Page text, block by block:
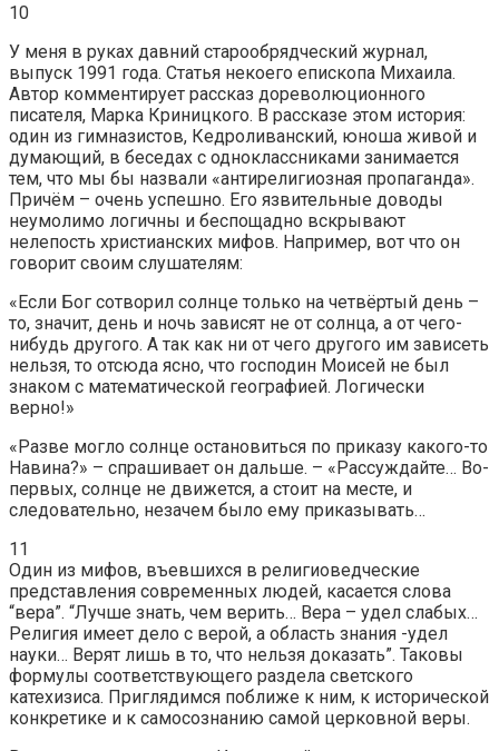
10
У меня в руках давний старообрядческий журнал,
выпуск 1991 года. Статья некоего епископа Михаила.
Автор комментирует рассказ дореволюционного
писателя, Марка Криницкого. В рассказе этом история:
один из гимназистов, Кедроливанский, юноша живой и
думающий, в беседах с одноклассниками занимается
тем, что мы бы назвали «антирелигиозная пропаганда».
Причём – очень успешно. Его язвительные доводы
неумолимо логичны и беспощадно вскрывают
нелепость христианских мифов. Например, вот что он
говорит своим слушателям:
«Если Бог сотворил солнце только на четвёртый день –
то, значит, день и ночь зависят не от солнца, а от чего-
нибудь другого. А так как ни от чего другого им зависеть
нельзя, то отсюда ясно, что господин Моисей не был
знаком с математической географией. Логически
верно!»
«Разве могло солнце остановиться по приказу какого-то
Навина?» – спрашивает он дальше. – «Рассуждайте… Во-
первых, солнце не движется, а стоит на месте, и
следовательно, незачем было ему приказывать…
11
Один из мифов, въевшихся в религиоведческие
представления современных людей, касается слова
“вера”. “Лучше знать, чем верить… Вера – удел слабых…
Религия имеет дело с верой, а область знания -удел
науки… Верят лишь в то, что нельзя доказать”. Таковы
формулы соответствующего раздела светского
катехизиса. Приглядимся поближе к ним, к исторической
конкретике и к самосознанию самой церковной веры.